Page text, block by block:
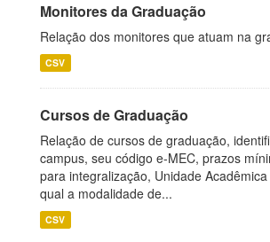
Monitores da Graduação
Relação dos monitores que atuam na
CSV
Cursos de Graduação
Relação de cursos de graduação,
campus, seu código e-MEC, prazos
para integralização, Unidade
qual a modalidade de...
CSV